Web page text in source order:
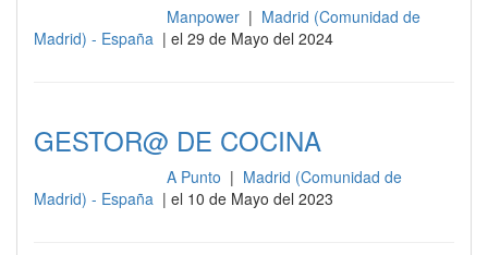
Manpower | Madrid (Comunidad de
Madrid) - España | el 29 de Mayo del 2024
GESTOR@ DE COCINA
A Punto | Madrid (Comunidad de
Madrid) - España | el 10 de Mayo del 2023